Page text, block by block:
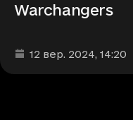
Warchangers
Дата та час публікації
12 вер. 2024, 14:20